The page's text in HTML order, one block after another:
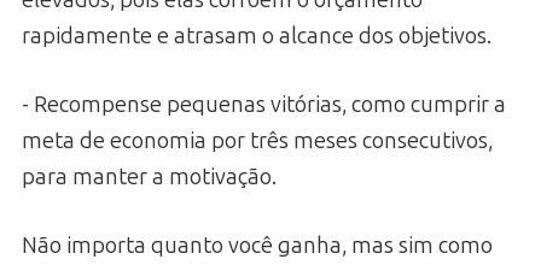
rapidamente e atrasam o alcance dos objetivos.
- Recompense pequenas vitórias, como cumprir a
meta de economia por três meses consecutivos,
para manter a motivação.
Não importa quanto você ganha, mas sim como